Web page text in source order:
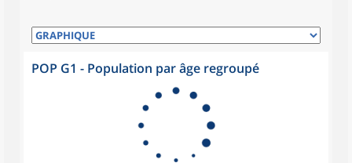
POP G1 - Population par âge regroupé